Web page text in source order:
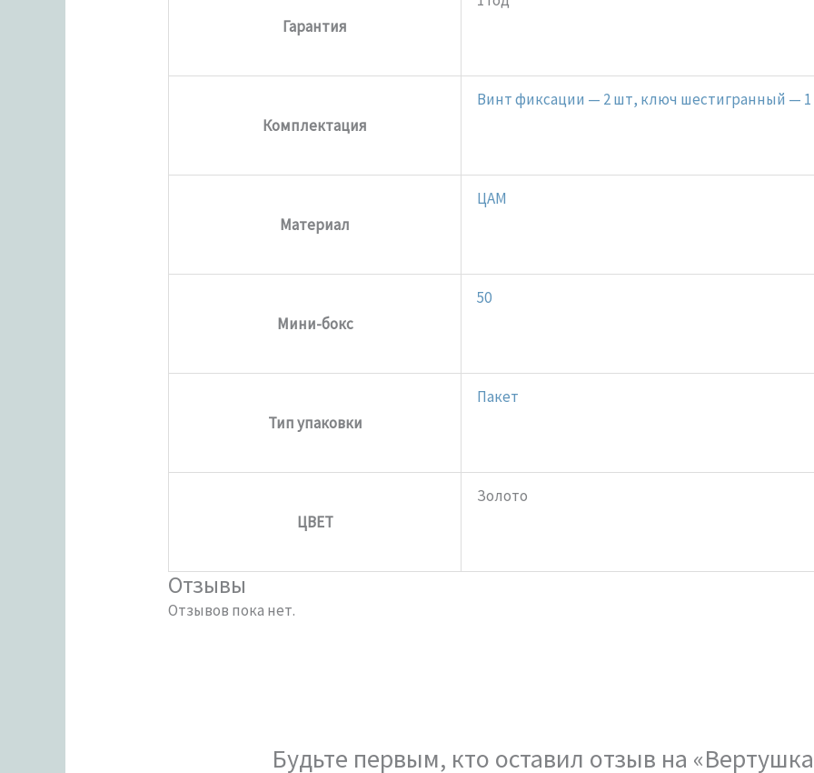
Гарантия
Комплектация
Винт фиксации — 2 шт, ключ шестигранный —
Материал
ЦАМ
Мини-бокс
50
Тип упаковки
Пакет
ЦВЕТ
Золото
Отзывы
Отзывов пока нет.
Будьте первым, кто оставил отзыв на